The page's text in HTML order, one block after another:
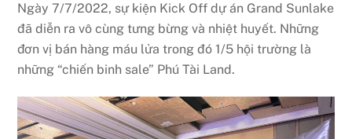
Ngày 7/7/2022, sự kiện Kick Off dự án Grand Sunlake
đã diễn ra vô cùng tưng bừng và nhiệt huyết. Những
đơn vị bán hàng máu lửa trong đó 1/5 hội trường là
những “chiến binh sale” Phú Tài Land.